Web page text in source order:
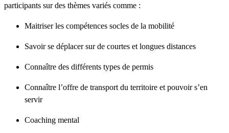
participants sur des thèmes variés comme :
Maitriser les compétences socles de la mobilité
Savoir se déplacer sur de courtes et longues distances
Connaître des différents types de permis
Connaître l’offre de transport du territoire et pouvoir s’en
servir
Coaching mental